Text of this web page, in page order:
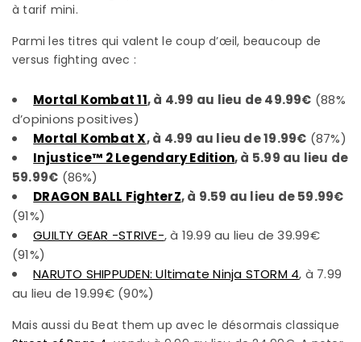
à tarif mini.
Parmi les titres qui valent le coup d’œil, beaucoup de
versus fighting avec :
Mortal Kombat 11, à 4.99 au lieu de 49.99€ (88%
d’opinions positives)
Mortal Kombat X, à 4.99 au lieu de 19.99€ (87%)
Injustice™ 2 Legendary Edition, à 5.99 au lieu de
59.99€ (86%)
DRAGON BALL FighterZ, à 9.59 au lieu de 59.99€
(91%)
GUILTY GEAR -STRIVE-, à 19.99 au lieu de 39.99€
(91%)
NARUTO SHIPPUDEN: Ultimate Ninja STORM 4, à 7.99
au lieu de 19.99€ (90%)
Mais aussi du Beat them up avec le désormais classique